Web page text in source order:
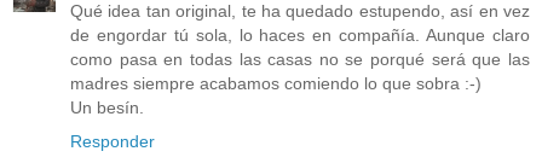
Qué idea tan original, te ha quedado estupendo, así en vez
de engordar tú sola, lo haces en compañía. Aunque claro
como pasa en todas las casas no se porqué será que las
madres siempre acabamos comiendo lo que sobra :-)
Un besín.
Responder